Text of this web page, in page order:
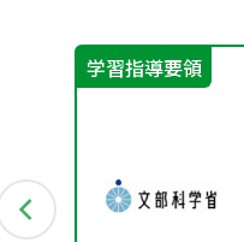
学習指導要領